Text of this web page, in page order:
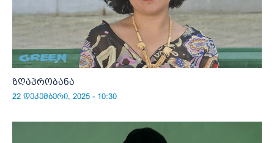
ზღაპრობანა
22 დეკემბერი, 2025 - 10:30